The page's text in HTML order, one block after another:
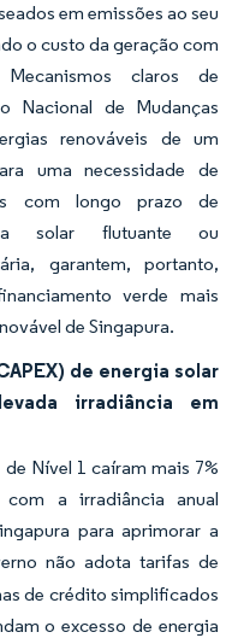
em emissões ao seu
o custo da geração com
claros de
Nacional de Mudanças
renováveis de um
uma necessidade de
com longo prazo de
solar flutuante ou
garantem, portanto,
verde mais
de Singapura.
de energia solar
irradiância em
Nível 1 caíram mais 7%
a irradiância anual
para aprimorar a
não adota tarifas de
de crédito simplificados
o excesso de energia